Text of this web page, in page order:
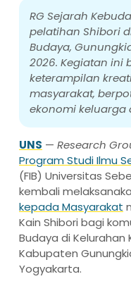
RG Sejarah
pelatihan Shibori
Budaya,
2026. Kegiatan ini
keterampilan
masyarakat,
ekonomi keluarga
UNS — Research
Program Studi Ilmu
(FIB) Universitas
kembali
kepada Masyarakat
Kain Shibori bagi
Budaya di Kelurahan
Kabupaten
Yogyakarta.